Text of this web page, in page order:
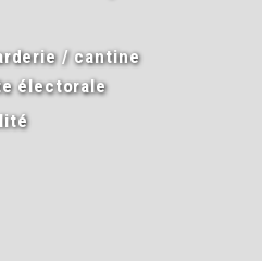
/ cantine
électorale